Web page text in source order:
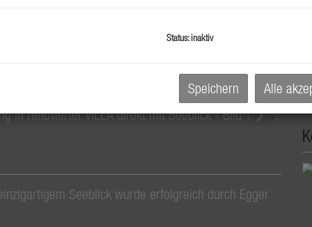
Seeblick wurde erfolgreich durch Egger
Status: inaktiv
Speichern Alle